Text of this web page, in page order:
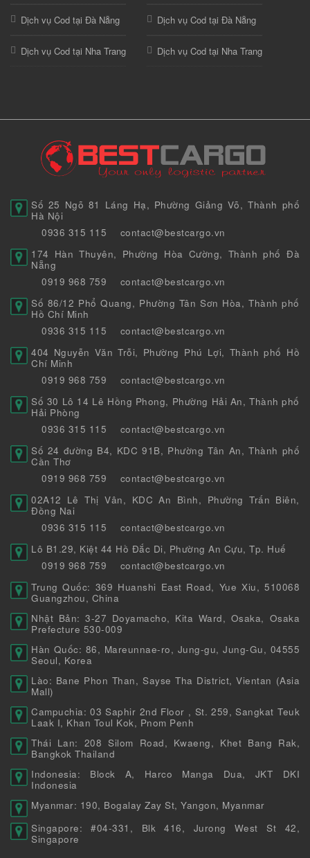
Dịch vụ Cod tại Đà Nẵng
Dịch vụ Cod tại Nha Trang
Dịch vụ Cod tại Đà Nẵng
Dịch vụ Cod tại Nha Trang
Số 25 Ngõ 81 Láng Hạ, Phường Giảng Võ, Thành phố
Hà Nội
0936 315 115
contact@bestcargo.vn
174 Hàn Thuyên, Phường Hòa Cường, Thành phố Đà
Nẵng
0919 968 759
contact@bestcargo.vn
Số 86/12 Phổ Quang, Phường Tân Sơn Hòa, Thành phố
Hồ Chí Minh
0936 315 115
contact@bestcargo.vn
404 Nguyễn Văn Trỗi, Phường Phú Lợi, Thành phố Hồ
Chí Minh
0919 968 759
contact@bestcargo.vn
Số 30 Lô 14 Lê Hồng Phong, Phường Hải An, Thành phố
Hải Phòng
0936 315 115
contact@bestcargo.vn
Số 24 đường B4, KDC 91B, Phường Tân An, Thành phố
Cần Thơ
0919 968 759
contact@bestcargo.vn
02A12 Lê Thị Vân, KDC An Bình, Phường Trấn Biên,
Đồng Nai
0936 315 115
contact@bestcargo.vn
Lô B1.29, Kiệt 44 Hồ Đắc Di, Phường An Cựu, Tp. Huế
0919 968 759
contact@bestcargo.vn
Trung Quốc: 369 Huanshi East Road, Yue Xiu, 510068
Guangzhou, China
Nhật Bản: 3-27 Doyamacho, Kita Ward, Osaka, Osaka
Prefecture 530-009
Hàn Quốc: 86, Mareunnae-ro, Jung-gu, Jung-Gu, 04555
Seoul, Korea
Lào: Bane Phon Than, Sayse Tha District, Vientan (Asia
Mall)
Campuchia: 03 Saphir 2nd Floor , St. 259, Sangkat Teuk
Laak I, Khan Toul Kok, Pnom Penh
Thái Lan: 208 Silom Road, Kwaeng, Khet Bang Rak,
Bangkok Thailand
Indonesia: Block A, Harco Manga Dua, JKT DKI
Indonesia
Myanmar: 190, Bogalay Zay St, Yangon, Myanmar
Singapore: #04-331, Blk 416, Jurong West St 42,
Singapore